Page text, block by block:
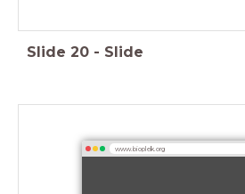
Slide 20 - Slide
www.bioplek.org